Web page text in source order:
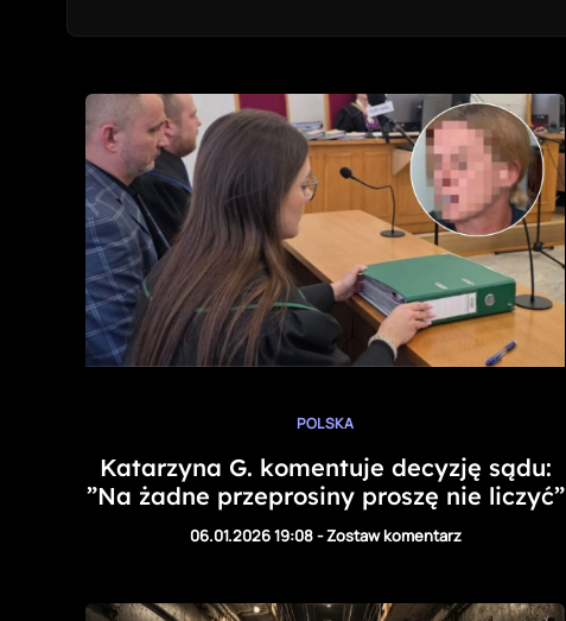
POLSKA
Katarzyna G. komentuje decyzję sądu:
”Na żadne przeprosiny proszę nie liczyć”
06.01.2026 19:08-Zostaw komentarz